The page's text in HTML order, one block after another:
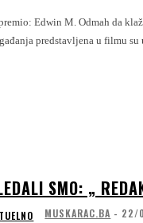
da klažemo film Vuka Ršumovića iz Srbije zacijelo je jedan od najboljih prikazanih u kategoriji igrani film na 30.Sarajevo Film Festivalu.
predstavljena u filmu
SMO: „
MUSKARAC.BA - 22/